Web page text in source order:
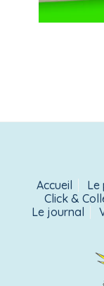
Accueil
Le
Click &
Le journal